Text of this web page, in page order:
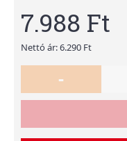
7.988 Ft
Nettó ár: 6.290 Ft
-